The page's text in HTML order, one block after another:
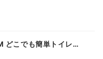
どこでも簡単トイレ